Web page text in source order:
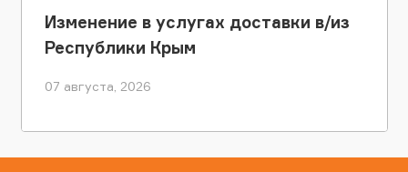
Изменение в услугах доставки в/из
Республики Крым
07 августа, 2026